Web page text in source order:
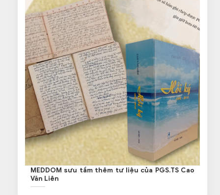
MEDDOM sưu tầm thêm tư liệu của PGS.TS Cao
Văn Liên